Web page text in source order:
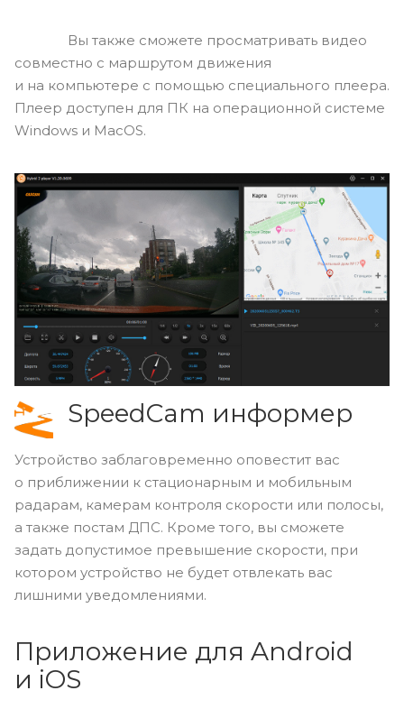
Вы также сможете просматривать видео
совместно с маршрутом движения
и на компьютере с помощью специального плеера.
Плеер доступен для ПК на операционной системе
Windows и MacOS.
SpeedCam информер
Устройство заблаговременно оповестит вас
о приближении к стационарным и мобильным
радарам, камерам контроля скорости или полосы,
а также постам ДПС. Кроме того, вы сможете
задать допустимое превышение скорости, при
котором устройство не будет отвлекать вас
лишними уведомлениями.
Приложение для Android
и iOS